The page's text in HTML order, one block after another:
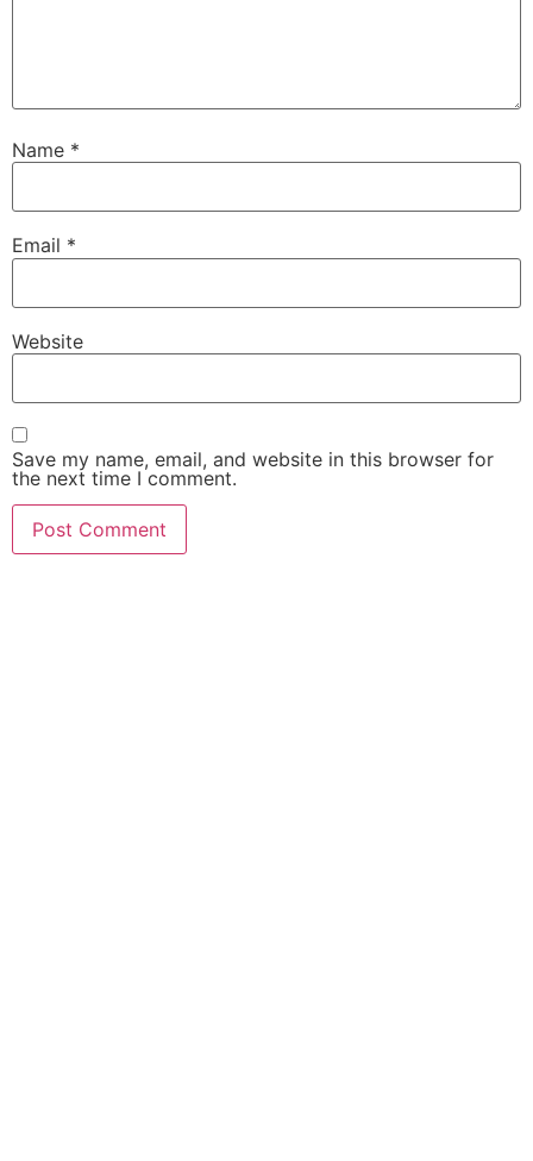
Name *
Email *
Website
Save my name, email, and website in this browser for
the next time I comment.